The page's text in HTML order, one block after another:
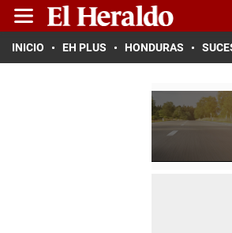
INICIO EH PLUS HONDURAS